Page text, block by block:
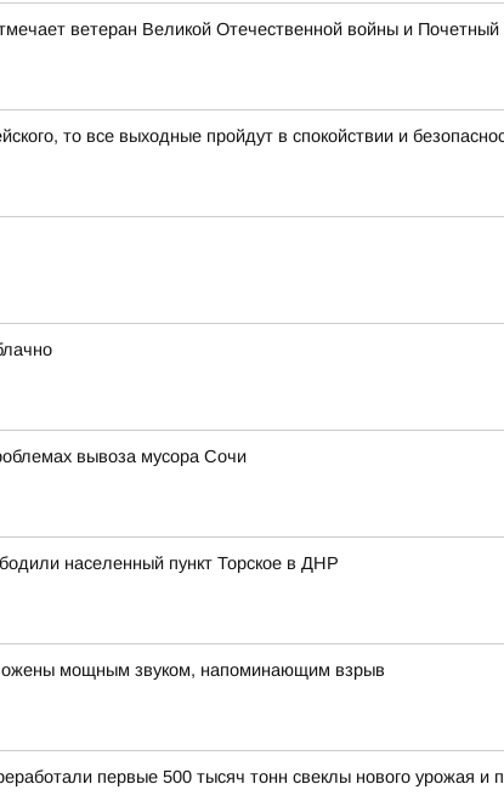
ветеран Великой Отечественной войны и
то все выходные пройдут в спокойствии и
вывоза мусора Сочи
населенный пункт Торское в ДНР
мощным звуком, напоминающим взрыв
первые 500 тысяч тонн свеклы нового урожая и